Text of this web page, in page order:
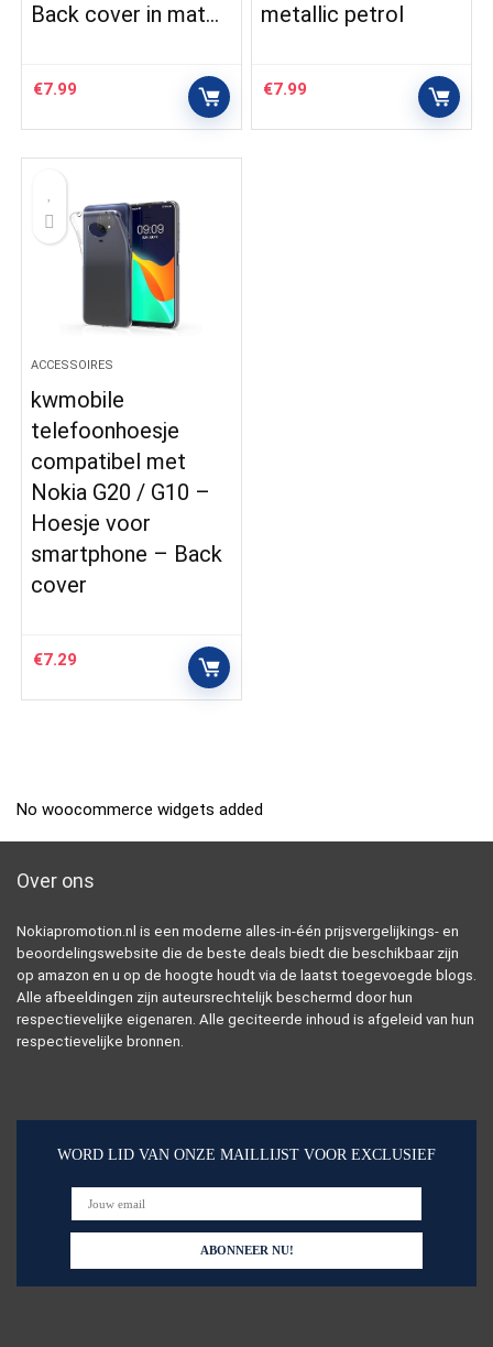
Back cover in mat…
€7.99
metallic petrol
€7.99
ACCESSOIRES
kwmobile
telefoonhoesje
compatibel met
Nokia G20 / G10 –
Hoesje voor
smartphone – Back
cover
€7.29
No woocommerce widgets added
Over ons
Nokiapromotion.nl is een moderne alles-in-één prijsvergelijkings- en
beoordelingswebsite die de beste deals biedt die beschikbaar zijn
op amazon en u op de hoogte houdt via de laatst toegevoegde blogs.
Alle afbeeldingen zijn auteursrechtelijk beschermd door hun
respectievelijke eigenaren. Alle geciteerde inhoud is afgeleid van hun
respectievelijke bronnen.
WORD LID VAN ONZE MAILLIJST VOOR EXCLUSIEF